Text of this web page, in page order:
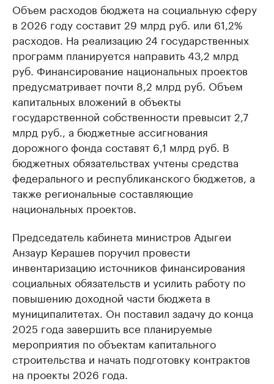
Объем расходов бюджета на социальную сферу
в 2026 году составит 29 млрд руб. или 61,2%
расходов. На реализацию 24 государственных
программ планируется направить 43,2 млрд
руб. Финансирование национальных проектов
предусматривает почти 8,2 млрд руб. Объем
капитальных вложений в объекты
государственной собственности превысит 2,7
млрд руб., а бюджетные ассигнования
дорожного фонда составят 6,1 млрд руб. В
бюджетных обязательствах учтены средства
федерального и республиканского бюджетов, а
также региональные составляющие
национальных проектов.
Председатель кабинета министров Адыгеи
Анзаур Керашев поручил провести
инвентаризацию источников финансирования
социальных обязательств и усилить работу по
повышению доходной части бюджета в
муниципалитетах. Он поставил задачу до конца
2025 года завершить все планируемые
мероприятия по объектам капитального
строительства и начать подготовку контрактов
на проекты 2026 года.